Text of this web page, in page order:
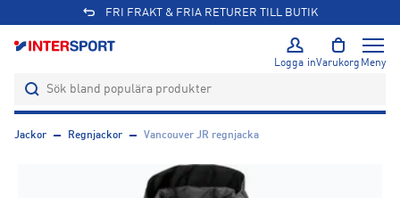
FRI FRAKT & FRIA RETURER TILL BUTIK
Logga inVarukorg Meny
Jackor Regnjackor Vancouver JR regnjacka